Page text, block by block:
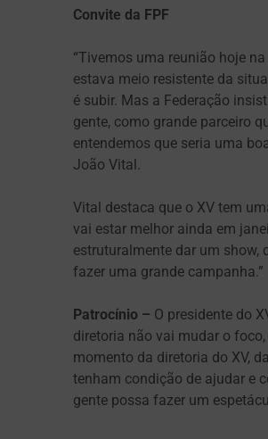
Convite da FPF
“Tivemos uma reunião hoje
estava meio resistente da
é subir. Mas a Federação
gente, como grande parceiro
entendemos que seria uma
João Vital.
Vital destaca que o XV tem
vai estar melhor ainda em
estruturalmente dar um show,
fazer uma grande campanha.”
Patrocínio – O presidente do
diretoria não vai mudar o
momento da diretoria do XV,
tenham condição de ajudar e
gente possa fazer um